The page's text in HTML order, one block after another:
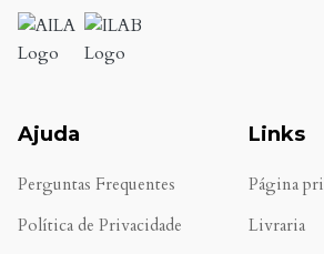
Ajuda
Perguntas Frequentes
Política de Privacidade
Links
Página
Livraria